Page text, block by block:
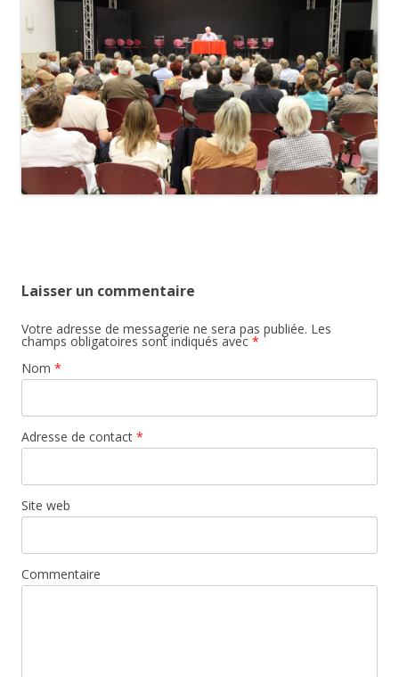
Laisser un commentaire
Votre adresse de messagerie ne sera pas publiée. Les
champs obligatoires sont indiqués avec *
Nom *
Adresse de contact *
Site web
Commentaire